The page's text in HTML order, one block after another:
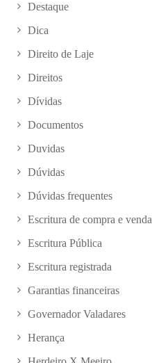
Destaque
Dica
Direito de Laje
Direitos
Dívidas
Documentos
Duvidas
Dúvidas
Dúvidas frequentes
Escritura de compra e venda
Escritura Pública
Escritura registrada
Garantias financeiras
Governador Valadares
Herança